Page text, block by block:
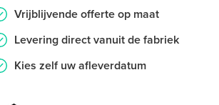
Vrijblijvende offerte op maat
Levering direct vanuit de fabriek
Kies zelf uw afleverdatum